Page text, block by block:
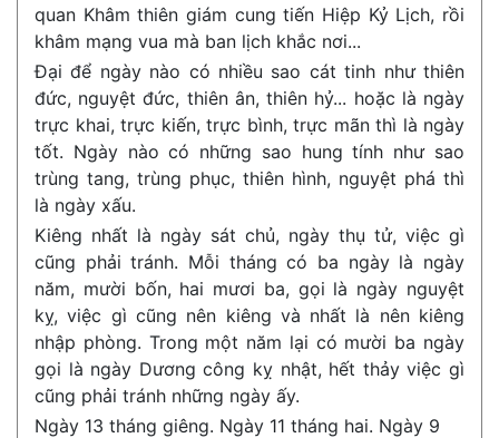
quan Khâm thiên giám cung tiến Hiệp Kỷ Lịch, rồi
khâm mạng vua mà ban lịch khắc nơi...
Đại để ngày nào có nhiều sao cát tinh như thiên
đức, nguyệt đức, thiên ân, thiên hỷ... hoặc là ngày
trực khai, trực kiến, trực bình, trực mãn thì là ngày
tốt. Ngày nào có những sao hung tính như sao
trùng tang, trùng phục, thiên hình, nguyệt phá thì
là ngày xấu.
Kiêng nhất là ngày sát chủ, ngày thụ tử, việc gì
cũng phải tránh. Mỗi tháng có ba ngày là ngày
năm, mười bốn, hai mươi ba, gọi là ngày nguyệt
kỵ, việc gì cũng nên kiêng và nhất là nên kiêng
nhập phòng. Trong một năm lại có mười ba ngày
gọi là ngày Dương công kỵ nhật, hết thảy việc gì
cũng phải tránh những ngày ấy.
Ngày 13 tháng giêng. Ngày 11 tháng hai. Ngày 9